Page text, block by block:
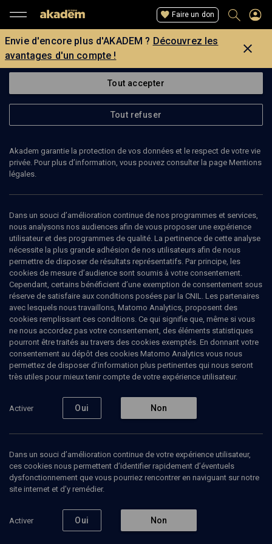
Faire un don
Envie d'encore plus d'AKADEM ? Découvrez les
avantages d'un compte !
Retour
Abonnez-vous à notre newsletter
La rédaction
Tout accepter
Tout refuser
Akadem garantie la protection de vos données et le respect de votre vie
privée. Pour plus d’information, vous pouvez consulter la page Mentions
légales.
Dans un souci d’amélioration continue de nos programmes et services,
nous analysons nos audiences afin de vous proposer une expérience
utilisateur et des programmes de qualité. La pertinence de cette analyse
nécessite la plus grande adhésion de nos utilisateurs afin de nous
permettre de disposer de résultats représentatifs. Par principe, les
cookies de mesure d’audience sont soumis à votre consentement.
Cependant, certains bénéficient d’une exemption de consentement sous
réserve de satisfaire aux conditions posées par la CNIL. Les partenaires
avec lesquels nous travaillons, Matomo Analytics, proposent des
cookies remplissant ces conditions. Ce qui signifie que, même si vous
ne nous accordez pas votre consentement, des éléments statistiques
pourront être traités au travers des cookies exemptés. En donnant votre
consentement au dépôt des cookies Matomo Analytics vous nous
permettez de disposer d’information plus pertinentes qui nous seront
très utiles pour mieux tenir compte de votre expérience utilisateur.
Activer Oui Non
Dans un souci d’amélioration continue de votre expérience utilisateur,
ces cookies nous permettent d’identifier rapidement d’éventuels
dysfonctionnement que vous pourriez rencontrer en naviguant sur notre
site internet et d’y remédier.
Activer Oui Non